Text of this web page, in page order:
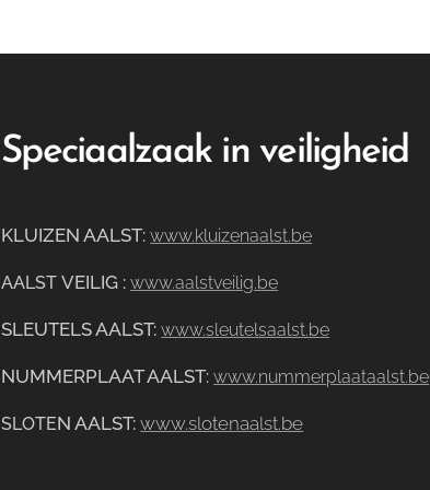
Speciaalzaak in veiligheid
KLUIZEN AALST:www.kluizenaalst.be
AALST VEILIG : www.aalstveilig.be
SLEUTELS AALST: www.sleutelsaalst.be
NUMMERPLAAT AALST:www.nummerplaataalst.be
SLOTEN AALST: www.slotenaalst.be